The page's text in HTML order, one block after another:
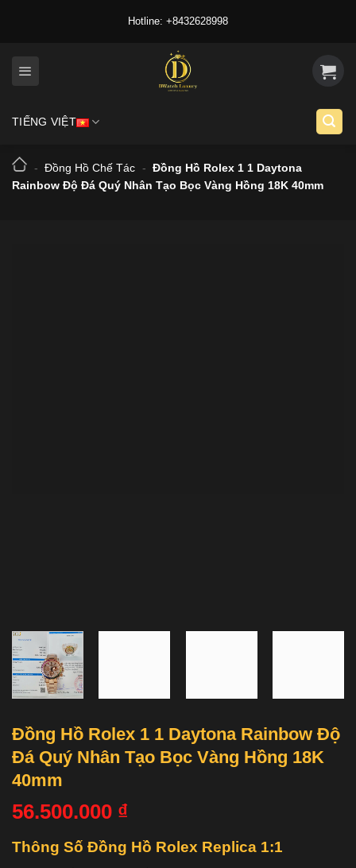
Hotline: +8432628998
TIẾNG VIỆT
- Đồng Hồ Chế Tác - Đồng Hồ Rolex 1 1 Daytona
Rainbow Độ Đá Quý Nhân Tạo Bọc Vàng Hồng 18K 40mm
Đồng Hồ Rolex 1 1 Daytona Rainbow Độ
Đá Quý Nhân Tạo Bọc Vàng Hồng 18K
40mm
56.500.000 ₫
Thông Số Đồng Hồ Rolex Replica 1:1